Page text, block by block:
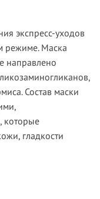
экспресс-уходов
режиме. Маска
направлено
Состав маски
которые
гладкости